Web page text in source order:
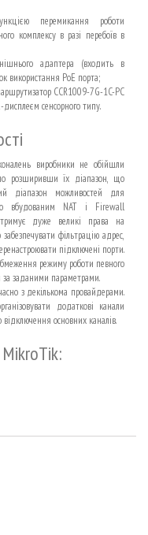
перемикання роботи
комплексу в разі перебоїв в
адаптера (входить в
використання PoE порта;
CCR1009-7G-1C-PC
сенсорного типу.
виробники не обійшли
розширивши їх діапазон, що
діапазон можливостей для
вбудованим NAT і Firewall
дуже великі права на
фільтрацію адрес,
підключені порти.
режиму роботи певного
за заданими параметрами.
з декількома провайдерами.
додаткові канали
основних каналів.
MikroTik: